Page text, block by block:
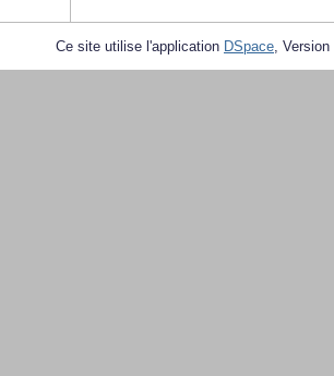
Ce site utilise l'application DSpace,